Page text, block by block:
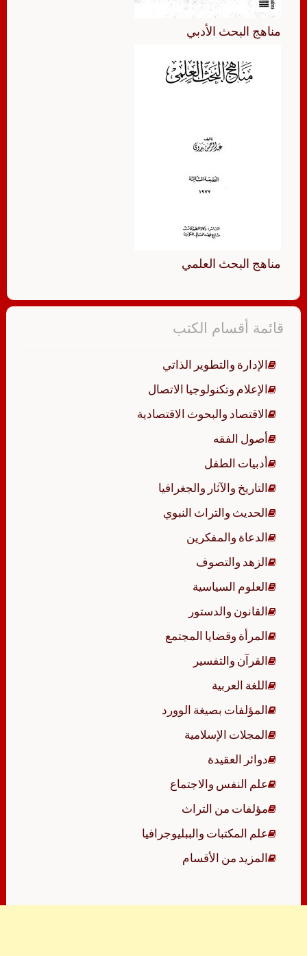
مناهج البحث الأدبي
مناهج البحث العلمي
قائمة أقسام الكتب
الإدارة والتطوير الذاتي
الإعلام وتكنولوجيا الاتصال
الاقتصاد والبحوث الاقتصادية
أصول الفقه
أدبيات الطفل
التاريخ والآثار والجغرافيا
الحديث والتراث النبوي
الدعاة والمفكرين
الزهد والتصوف
العلوم السياسية
القانون والدستور
المرأة وقضايا المجتمع
القرآن والتفسير
اللغة العربية
المؤلفات بصيغة الوورد
المجلات الإسلامية
دوائر العقيدة
علم النفس والاجتماع
مؤلفات من التراث
علم المكتبات والببليوجرافيا
المزيد من الأقسام